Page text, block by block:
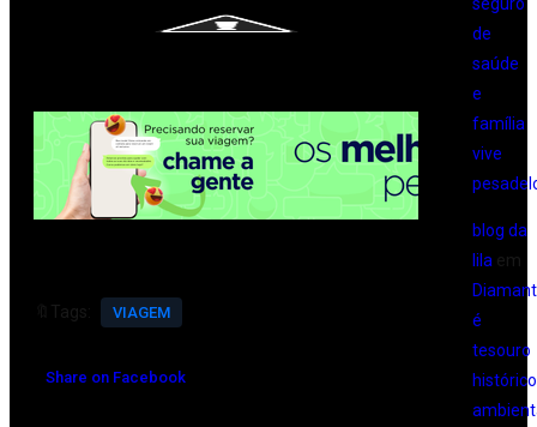
🔖Tags: VIAGEM
Share on Facebook
de
saúde
e
família
vive
blog da
lila em
é
tesouro
histórico